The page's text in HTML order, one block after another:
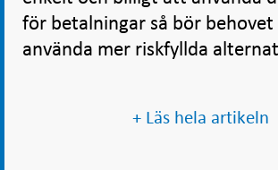
för betalningar så bör behovet
använda mer riskfyllda
+ Läs hela artikeln